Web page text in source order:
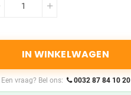
IN WINKELWAGEN
Een vraag? Bel ons: 0032 87 84 10 20